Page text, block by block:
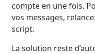
compte en une fois.
vos messages,
script.
La solution reste